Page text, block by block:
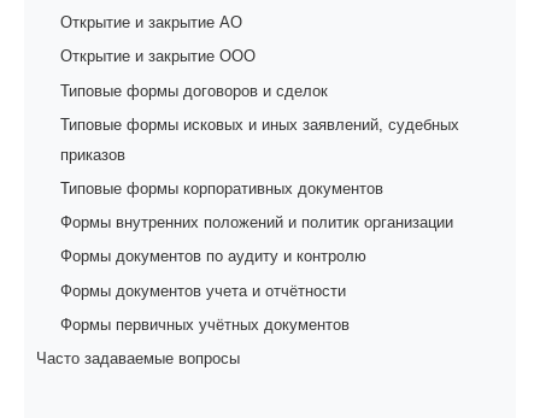
Открытие и закрытие АО
Открытие и закрытие ООО
Типовые формы договоров и сделок
Типовые формы исковых и иных заявлений, судебных
приказов
Типовые формы корпоративных документов
Формы внутренних положений и политик организации
Формы документов по аудиту и контролю
Формы документов учета и отчётности
Формы первичных учётных документов
Часто задаваемые вопросы